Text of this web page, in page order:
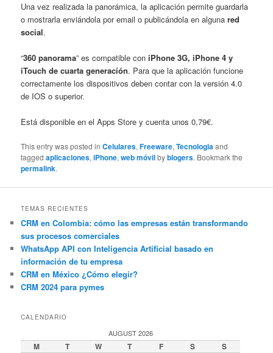
Una vez realizada la panorámica, la aplicación permite guardarla
o mostrarla enviándola por email o publicándola en algunared
social.
“360 panorama” es compatible coniPhone 3G, iPhone 4 y
iTouch de cuarta generación. Para que la aplicación funcione
correctamente los dispositivos deben contar con la versión 4.0
de IOS o superior.
Está disponible en el Apps Store y cuenta unos 0,79€.
This entry was posted inCelulares,Freeware,Tecnologiaand
taggedaplicaciones,iPhone,web móvilbyblogers. Bookmark the
permalink.
TEMAS RECIENTES
CRM en Colombia: cómo las empresas están transformando
sus procesos comerciales
WhatsApp API con Inteligencia Artificial basado en
información de tu empresa
CRM en México ¿Cómo elegir?
CRM 2024 para pymes
CALENDARIO
AUGUST 2026
M T W T F S S